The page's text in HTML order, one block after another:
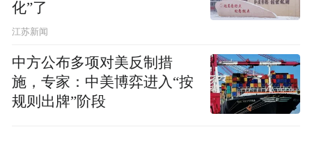
化”了
江苏新闻
中方公布多项对美反制措
施，专家：中美博弈进入“按
规则出牌”阶段